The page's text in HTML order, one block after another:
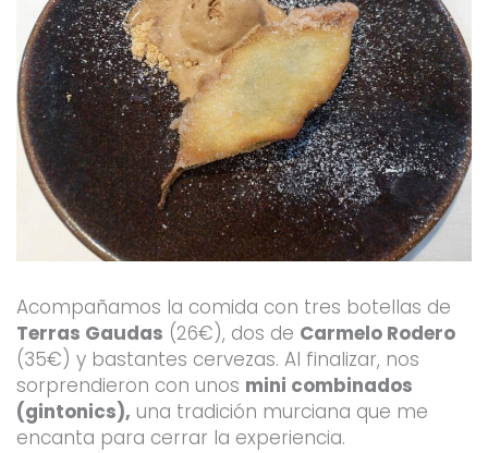
Acompañamos la comida con tres botellas de
Terras Gaudas (26€), dos de Carmelo Rodero
(35€) y bastantes cervezas. Al finalizar, nos
sorprendieron con unos mini combinados
(gintonics), una tradición murciana que me
encanta para cerrar la experiencia.